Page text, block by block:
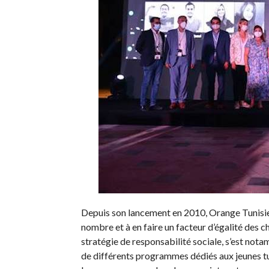
Depuis son lancement en 2010, Orange
nombre et à en faire un facteur d’égalité des
stratégie de responsabilité sociale, s’est
de différents programmes dédiés aux jeunes